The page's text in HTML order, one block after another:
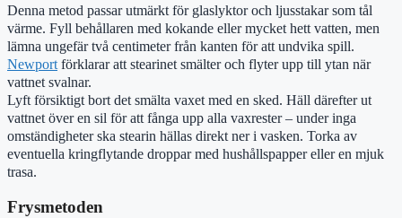
Denna metod passar utmärkt för glaslyktor och ljusstakar som tål
värme. Fyll behållaren med kokande eller mycket hett vatten, men
lämna ungefär två centimeter från kanten för att undvika spill.
Newport förklarar att stearinet smälter och flyter upp till ytan när
vattnet svalnar.
Lyft försiktigt bort det smälta vaxet med en sked. Häll därefter ut
vattnet över en sil för att fånga upp alla vaxrester – under inga
omständigheter ska stearin hällas direkt ner i vasken. Torka av
eventuella kringflytande droppar med hushållspapper eller en mjuk
trasa.
Frysmetoden